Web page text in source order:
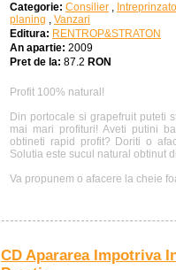
Categorie: Consilier ,
planing , Vanzari
Editura: RENTROP&STRATON
An apartie: 2009
Pret de la: 87.2 RON
Profit 100% natural!
Din portocale si grapefruit puteti
mai mari profituri! Aveti putini
obtineti rapid profit? Doriti o
Solutia este sucul natural obtinut
Va propunem o afacere la cheie
CD Apararea Impotriva